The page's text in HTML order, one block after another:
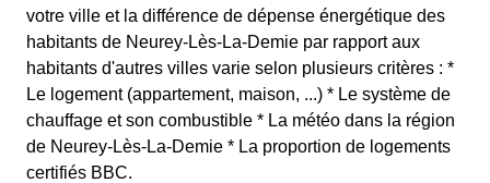
votre ville et la différence de dépense énergétique des
habitants de Neurey-Lès-La-Demie par rapport aux
habitants d'autres villes varie selon plusieurs critères : *
Le logement (appartement, maison, ...) * Le système de
chauffage et son combustible * La météo dans la région
de Neurey-Lès-La-Demie * La proportion de logements
certifiés BBC.